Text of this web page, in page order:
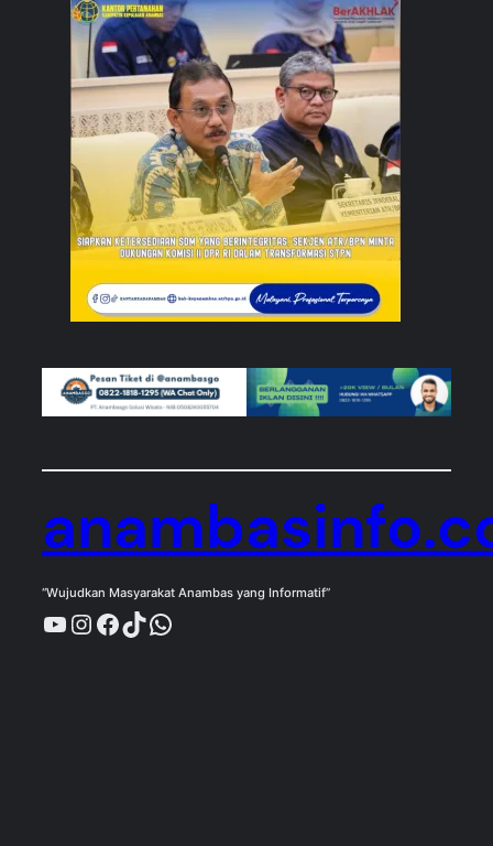
“Wujudkan Masyarakat Anambas yang Informatif”
YouTube
Instagram
Facebook
TikTok
WhatsApp